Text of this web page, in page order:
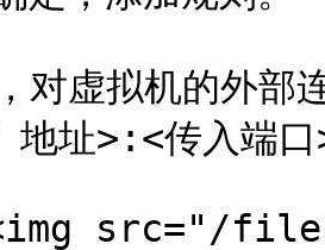
对虚拟机的外
址>:<传入端
src="/